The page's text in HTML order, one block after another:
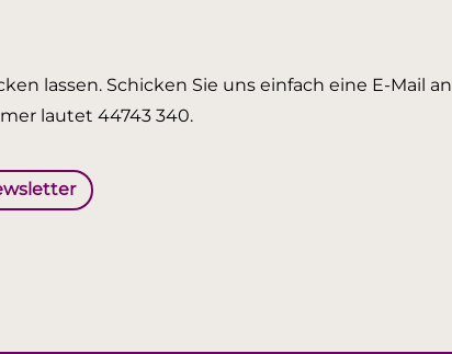
lassen. Schicken Sie uns einfach eine E-Mail an
lautet 44743 340.